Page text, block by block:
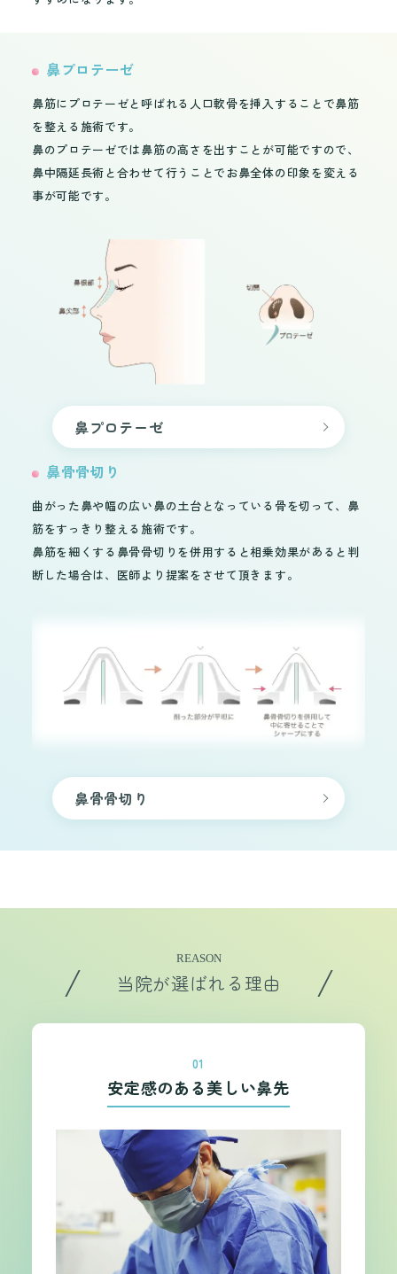
鼻プロテーゼ
鼻筋にプロテーゼと呼ばれる人口軟骨を挿入することで鼻筋
を整える施術です。
鼻のプロテーゼでは鼻筋の高さを出すことが可能ですので、
鼻中隔延長術と合わせて行うことでお鼻全体の印象を変える
事が可能です。
鼻プロテーゼ
鼻骨骨切り
曲がった鼻や幅の広い鼻の土台となっている骨を切って、鼻
筋をすっきり整える施術です。
鼻筋を細くする鼻骨骨切りを併用すると相乗効果があると判
断した場合は、医師より提案をさせて頂きます。
鼻骨骨切り
REASON
当院が選ばれる理由
01
安定感のある美しい鼻先